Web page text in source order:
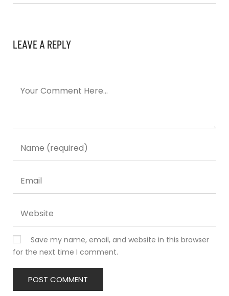
LEAVE A REPLY
Save my name, email, and website in this browser
for the next time I comment.